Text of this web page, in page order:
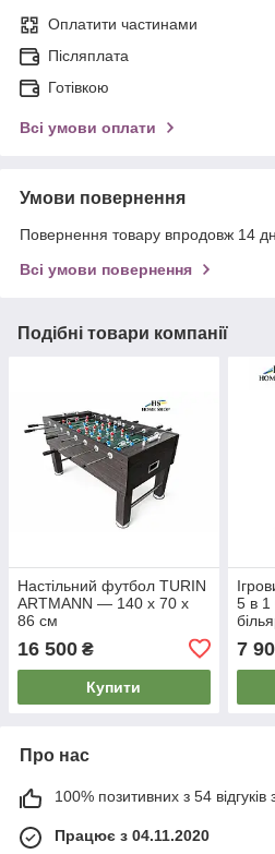
Оплатити частинами
Післяплата
Готівкою
Всі умови оплати
Умови повернення
Повернення товару впродовж 14
Всі умови повернення
Подібні товари компанії
Настільний футбол TURIN
ARTMANN — 140 х 70 х
86 см
16 500 ₴
Купити
5 в 1
7
Про нас
100% позитивних з 54 відгуків
Працює з 04.11.2020